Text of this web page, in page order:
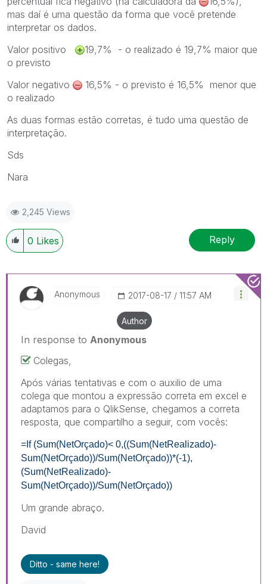
mas daí é uma questão da forma que você pretende
interpretar os dados.
Valor positivo
19,7% - o realizado é 19,7% maior que
o previsto
Valor negativo
16,5% - o previsto é 16,5% menor que
o realizado
As duas formas estão corretas, é tudo uma questão de
interpretação.
Sds
Nara
2,245 Views
0 Likes Reply
Anonymous ‎2017-08-17 11:57 AM
Author
In response to Anonymous
Colegas,
Após várias tentativas e com o auxilio de uma
colega que montou a expressão correta em excel e
adaptamos para o QlikSense, chegamos a correta
resposta, que compartilho a seguir, com vocês:
=If (Sum(NetOrçado)< 0,((Sum(NetRealizado)-
Sum(NetOrçado))/Sum(NetOrçado))*(-1),
(Sum(NetRealizado)-
Sum(NetOrçado))/Sum(NetOrçado))
Um grande abraço.
David
Ditto - same here!